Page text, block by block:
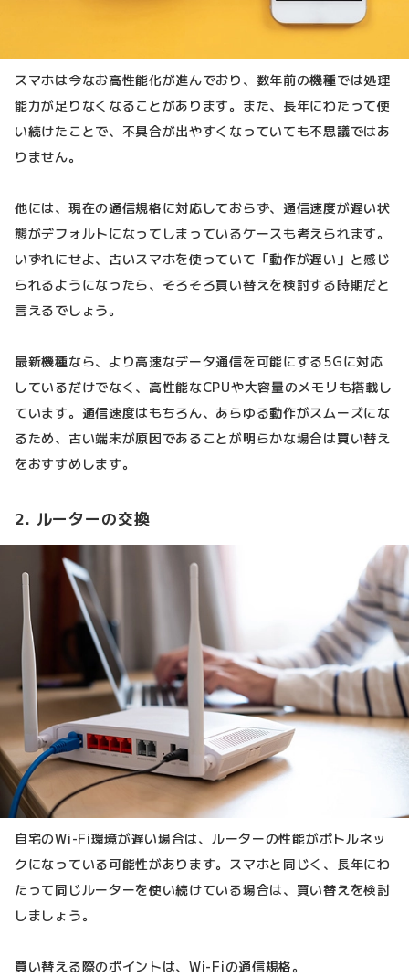
スマホは今なお高性能化が進んでおり、数年前の機種では処理
能力が足りなくなることがあります。また、長年にわたって使
い続けたことで、不具合が出やすくなっていても不思議ではあ
りません。
他には、現在の通信規格に対応しておらず、通信速度が遅い状
態がデフォルトになってしまっているケースも考えられます。
いずれにせよ、古いスマホを使っていて「動作が遅い」と感じ
られるようになったら、そろそろ買い替えを検討する時期だと
言えるでしょう。
最新機種なら、より高速なデータ通信を可能にする5Gに対応
しているだけでなく、高性能なCPUや大容量のメモリも搭載し
ています。通信速度はもちろん、あらゆる動作がスムーズにな
るため、古い端末が原因であることが明らかな場合は買い替え
をおすすめします。
2. ルーターの交換
自宅のWi-Fi環境が遅い場合は、ルーターの性能がボトルネッ
クになっている可能性があります。スマホと同じく、長年にわ
たって同じルーターを使い続けている場合は、買い替えを検討
しましょう。
買い替える際のポイントは、Wi-Fiの通信規格。